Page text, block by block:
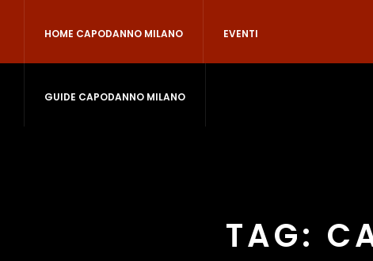
HOME CAPODANNO MILANO EVENTI
GUIDE CAPODANNO MILANO
TAG: